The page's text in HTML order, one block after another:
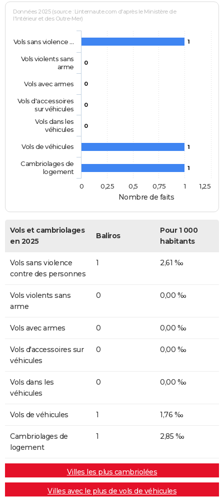
Nombre de faits
Données 2025 (source : Linternaute.com d'après le Ministère de
l'Intérieur et des Outre-Mer)
1
0
0
0
0
1
1
Vols sans violence …
Vols violents sans
arme
Vols avec armes
Vols d'accessoires
sur véhicules
Vols dans les
véhicules
Vols de véhicules
Cambriolages de
logement
0
1
0,25 0,5 0,75 1,25
Vols et cambriolages
en 2025
Baliros
Pour 1 000
habitants
Vols sans violence
contre des personnes
1 2,61 ‰
Vols violents sans
arme
0 0,00 ‰
Vols avec armes 0 0,00 ‰
Vols d'accessoires sur
véhicules
0 0,00 ‰
Vols dans les
véhicules
0 0,00 ‰
Vols de véhicules 1 1,76 ‰
Cambriolages de
logement
1 2,85 ‰
Villes les plus cambriolées
Villes avec le plus de vols de véhicules